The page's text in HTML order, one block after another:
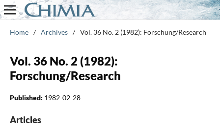
Home / Archives / Vol. 36 No. 2 (1982): Forschung/Research
Vol. 36 No. 2 (1982):
Forschung/Research
Published: 1982-02-28
Articles